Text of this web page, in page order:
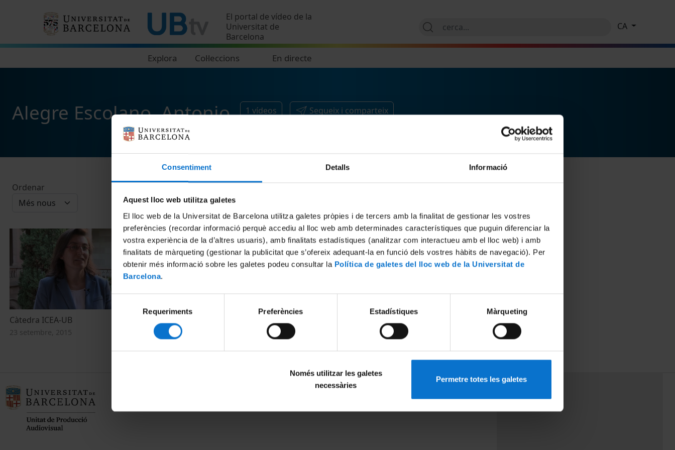
Consentiment Detalls Informació
Aquest lloc web utilitza galetes
El lloc web de la Universitat de Barcelona utilitza galetes pròpies i de tercers amb la finalitat de gestionar les vostres
preferències (recordar informació perquè accediu al lloc web amb determinades característiques que puguin diferenciar la
vostra experiència de la d’altres usuaris), amb finalitats estadístiques (analitzar com interactueu amb el lloc web) i amb
finalitats de màrqueting (gestionar la publicitat que s’ofereix adequant-la en funció dels vostres hàbits de navegació). Per
obtenir més informació sobre les galetes podeu consultar la Política de galetes del lloc web de la Universitat de
Barcelona.
de
consentiment
Requeriments Preferències Estadístiques Màrqueting
Només utilitzar les galetes
necessàries
Permetre totes les galetes
El portal de vídeo de la
Universitat de
Barcelona
Explora Col·leccions En directe
CA
Alegre Escolano, Antonio 1 vídeos Segueix i comparteix
Ordenar
Càtedra ICEA-UB
23 setembre, 2015
MENÚ PEU 1 PEU 3